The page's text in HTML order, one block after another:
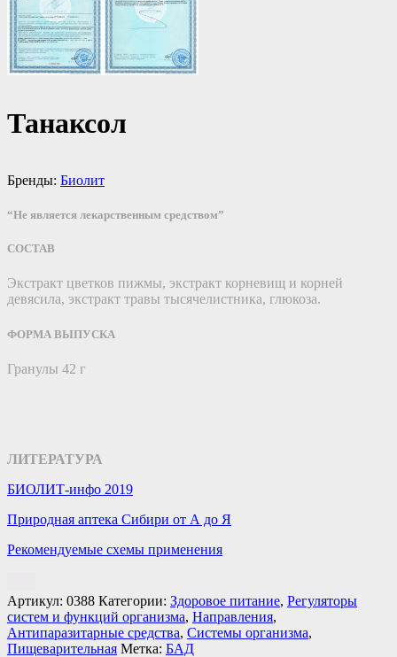
Танаксол
Бренды: Биолит
“Не является лекарственным средством”
СОСТАВ
Экстракт цветков пижмы, экстракт корневищ и корней
девясила, экстракт травы тысячелистника, глюкоза.
ФОРМА ВЫПУСКА
Гранулы 42 г
ЛИТЕРАТУРА
БИОЛИТ-инфо 2019
Природная аптека Сибири от А до Я
Рекомендуемые схемы применения
Артикул: 0388 Категории: Здоровое питание, Регуляторы
систем и функций организма, Направления,
Антипаразитарные средства, Системы организма,
Пищеварительная Метка: БАД